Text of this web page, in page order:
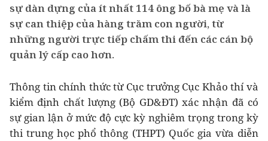
sự dàn dựng của ít nhất 114 ông bố bà mẹ và là
sự can thiệp của hàng trăm con người, từ
những người trực tiếp chấm thi đến các cán bộ
quản lý cấp cao hơn.
Thông tin chính thức từ Cục trưởng Cục Khảo thí và
kiểm định chất lượng (Bộ GD&ĐT) xác nhận đã có
sự gian lận ở mức độ cực kỳ nghiêm trọng trong kỳ
thi trung học phổ thông (THPT) Quốc gia vừa diễn